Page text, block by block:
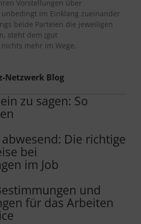
Vorstellungen über
im Einklang zueinander
beide Parteien die jeweiligen
steht dem (gut
mehr im Wege.
Netzwerk Blog
zu sagen: So
Die richtige
bei
im Job
und
für das Arbeiten